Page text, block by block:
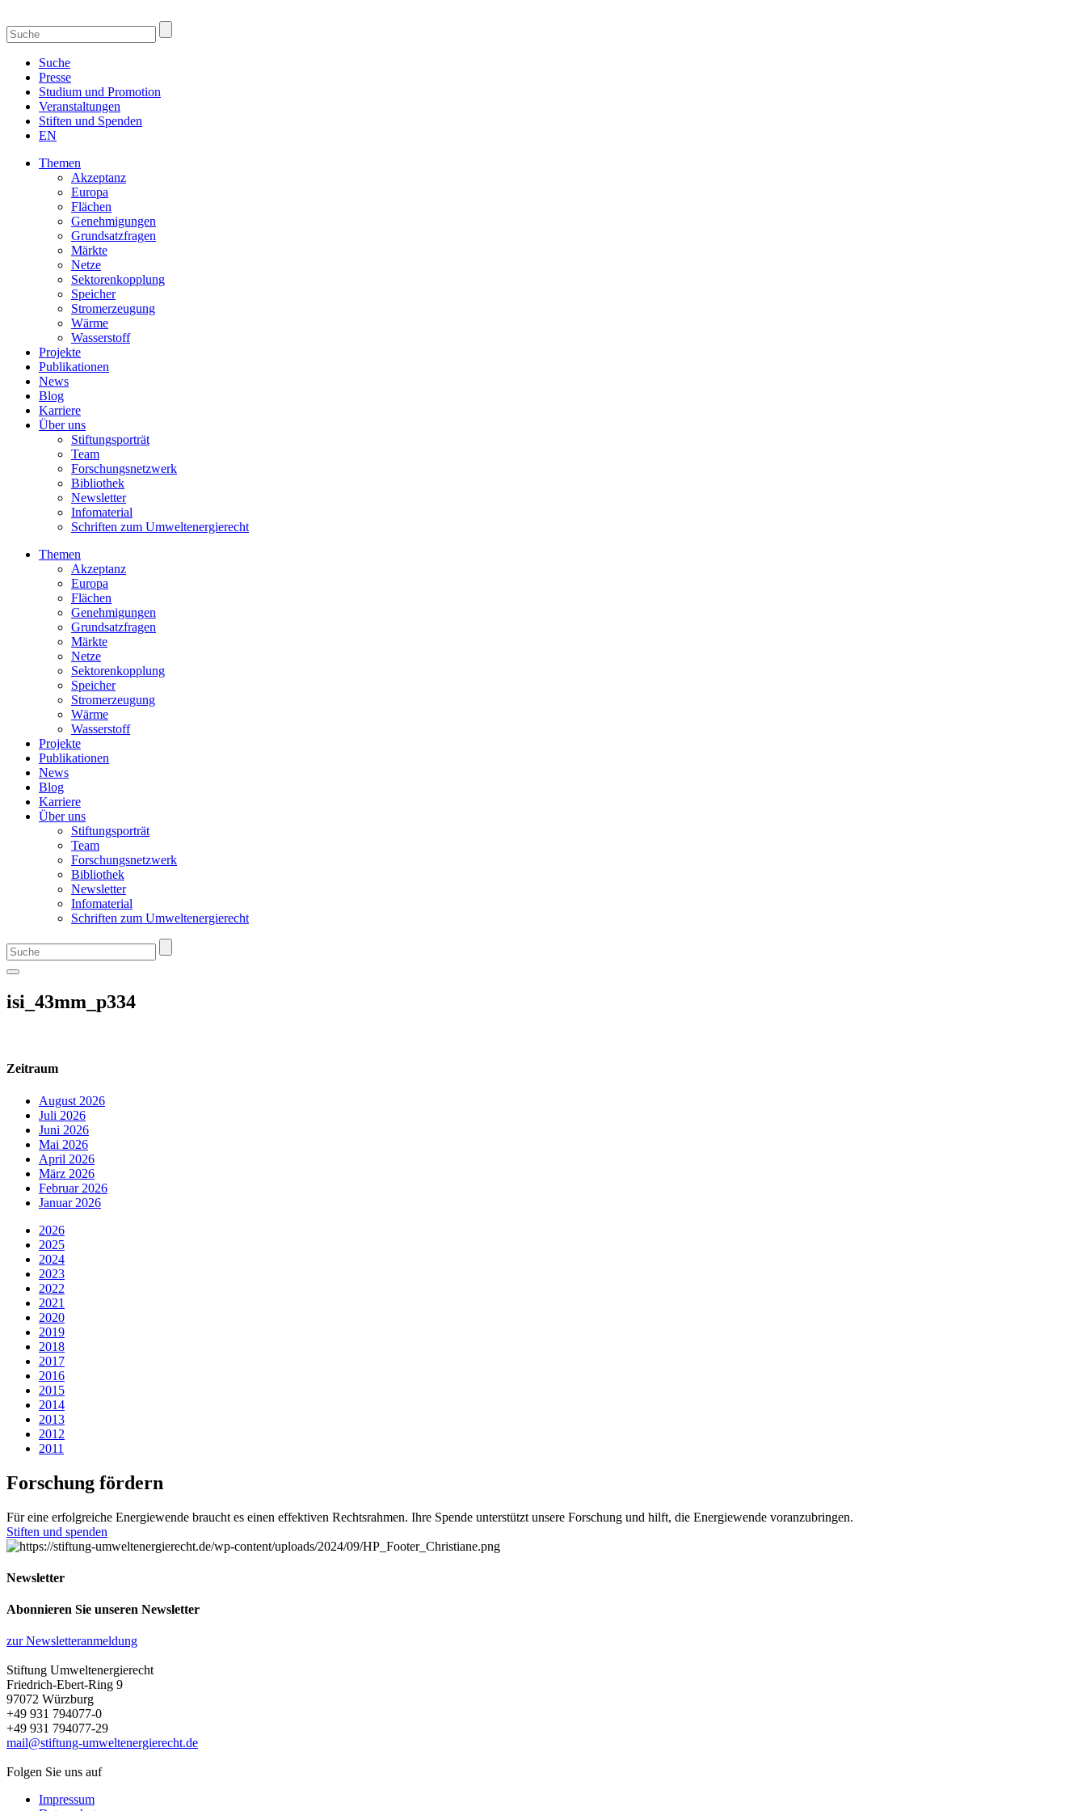
Suche
Presse
Studium und Promotion
Veranstaltungen
Stiften und Spenden
EN
Themen
Akzeptanz
Europa
Flächen
Genehmigungen
Grundsatzfragen
Märkte
Netze
Sektorenkopplung
Speicher
Stromerzeugung
Wärme
Wasserstoff
Projekte
Publikationen
News
Blog
Karriere
Über uns
Stiftungsporträt
Team
Forschungsnetzwerk
Bibliothek
Newsletter
Infomaterial
Schriften zum Umweltenergierecht
Themen
Akzeptanz
Europa
Flächen
Genehmigungen
Grundsatzfragen
Märkte
Netze
Sektorenkopplung
Speicher
Stromerzeugung
Wärme
Wasserstoff
Projekte
Publikationen
News
Blog
Karriere
Über uns
Stiftungsporträt
Team
Forschungsnetzwerk
Bibliothek
Newsletter
Infomaterial
Schriften zum Umweltenergierecht
isi_43mm_p334
Zeitraum
August 2026
Juli 2026
Juni 2026
Mai 2026
April 2026
März 2026
Februar 2026
Januar 2026
2026
2025
2024
2023
2022
2021
2020
2019
2018
2017
2016
2015
2014
2013
2012
2011
Forschung fördern
Für eine erfolgreiche Energiewende braucht es einen effektiven Rechtsrahmen. Ihre Spende unterstützt unsere Forschung und hilft, die Energiewende voranzubringen.
Stiften und spenden
Newsletter
Abonnieren Sie unseren Newsletter
zur Newsletteranmeldung
Stiftung Umweltenergierecht
Friedrich-Ebert-Ring 9
97072 Würzburg
+49 931 794077-0
+49 931 794077-29
mail@stiftung-umweltenergierecht.de
Folgen Sie uns auf
Impressum